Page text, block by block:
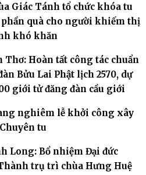
Giác Tánh tổ chức khóa tu
phần quà cho người khiếm thị
khó khăn
Thơ: Hoàn tất công tác chuẩn
Bửu Lai Phật lịch 2570, dự
giới tử đăng đàn cầu giới
nghiêm lễ khởi công xây
tu
Long: Bổ nhiệm Đại đức
trụ trì chùa Hưng Huệ